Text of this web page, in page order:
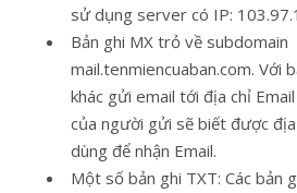
sử dụng server có IP:
Bản ghi MX trỏ về subdomain
mail.tenmiencuaban.com. Với
khác gửi email tới địa chỉ
của người gửi sẽ biết được
dùng để nhận Email.
Một số bản ghi TXT: Các bản